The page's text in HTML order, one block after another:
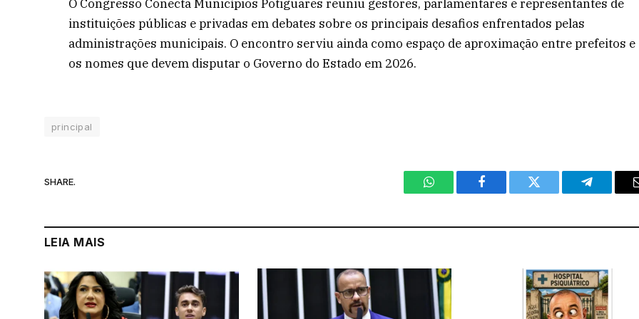
O Congresso Conecta Municípios Potiguares reuniu gestores, parlamentares e representantes de
instituições públicas e privadas em debates sobre os principais desafios enfrentados pelas
administrações municipais. O encontro serviu ainda como espaço de aproximação entre prefeitos e
os nomes que devem disputar o Governo do Estado em 2026.
principal
SHARE.
WhatsAppFacebook Twitter Telegram
LEIA MAIS